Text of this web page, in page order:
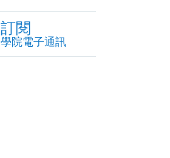
訂閱
學院電子通訊